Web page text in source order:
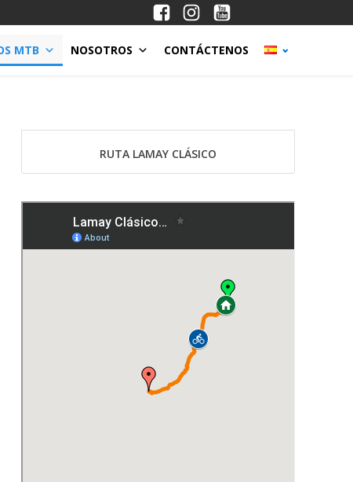
MTB NOSOTROS CONTÁCTENOS
RUTA LAMAY CLÁSICO